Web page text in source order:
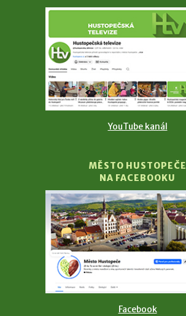
YouTube kanál
MĚSTO HUSTOPEČE
NA FACEBOOKU
Facebook